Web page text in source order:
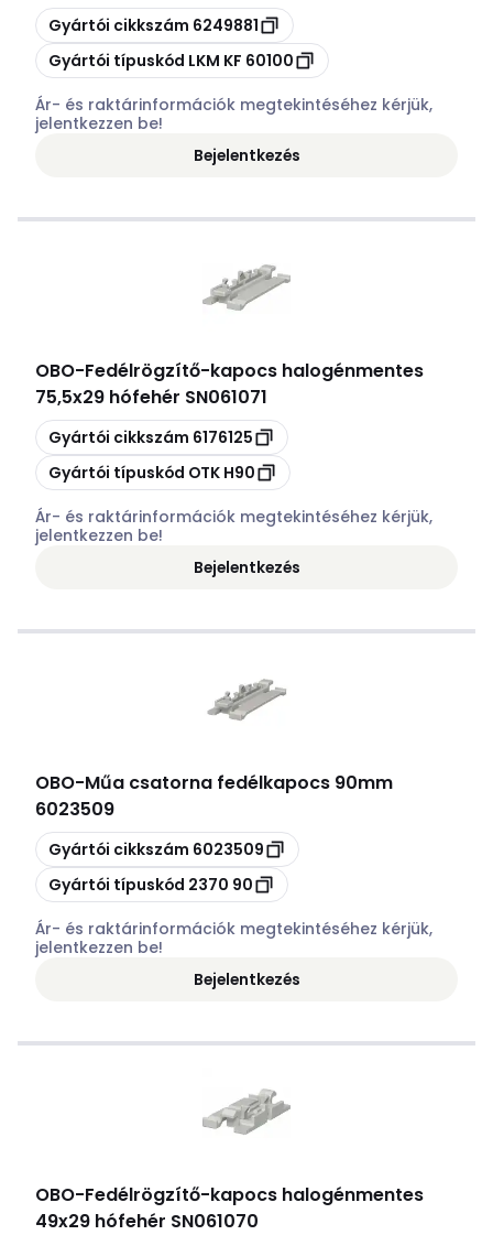
Másolás
Gyártói cikkszám 6249881
Másolás
Gyártói típuskód LKM KF 60100
Ár- és raktárinformációk megtekintéséhez kérjük,
jelentkezzen be!
Bejelentkezés
OBO-Fedélrögzítő-kapocs halogénmentes
75,5x29 hófehér SN061071
Másolás
Gyártói cikkszám 6176125
Másolás
Gyártói típuskód OTK H90
Ár- és raktárinformációk megtekintéséhez kérjük,
jelentkezzen be!
Bejelentkezés
OBO-Műa csatorna fedélkapocs 90mm
6023509
Másolás
Gyártói cikkszám 6023509
Másolás
Gyártói típuskód 2370 90
Ár- és raktárinformációk megtekintéséhez kérjük,
jelentkezzen be!
Bejelentkezés
OBO-Fedélrögzítő-kapocs halogénmentes
49x29 hófehér SN061070